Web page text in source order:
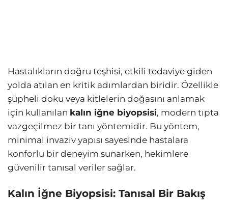
Hastalıkların doğru teşhisi, etkili tedaviye giden
yolda atılan en kritik adımlardan biridir. Özellikle
şüpheli doku veya kitlelerin doğasını anlamak
için kullanılan kalın iğne biyopsisi, modern tıpta
vazgeçilmez bir tanı yöntemidir. Bu yöntem,
minimal invaziv yapısı sayesinde hastalara
konforlu bir deneyim sunarken, hekimlere
güvenilir tanısal veriler sağlar.
Kalın İğne Biyopsisi: Tanısal Bir Bakış